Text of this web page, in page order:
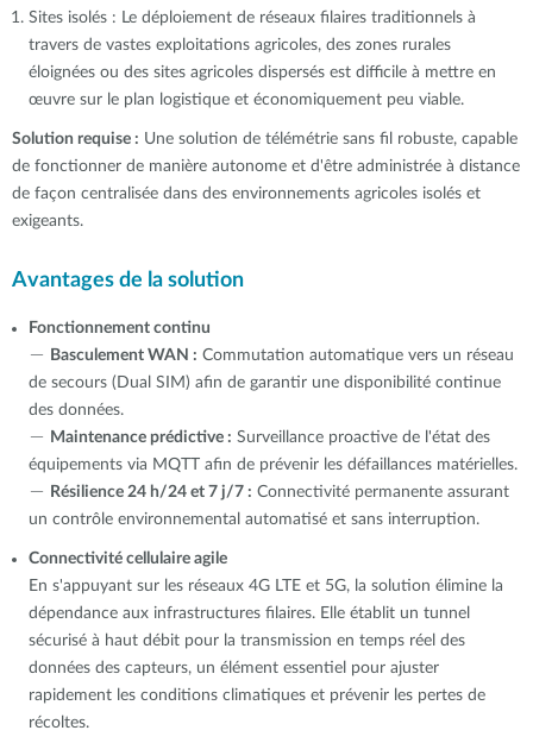
Sites isolés : Le déploiement de réseaux filaires traditionnels à
travers de vastes exploitations agricoles, des zones rurales
éloignées ou des sites agricoles dispersés est difficile à mettre en
œuvre sur le plan logistique et économiquement peu viable.
Solution requise : Une solution de télémétrie sans fil robuste, capable
de fonctionner de manière autonome et d'être administrée à distance
de façon centralisée dans des environnements agricoles isolés et
exigeants.
Avantages de la solution
Fonctionnement continu
－
Basculement WAN : Commutation automatique vers un réseau
de secours (Dual SIM) afin de garantir une disponibilité continue
des données.
－ Maintenance prédictive : Surveillance proactive de l'état des
équipements via MQTT afin de prévenir les défaillances matérielles.
－
Résilience 24 h/24 et 7 j/7 : Connectivité permanente assurant
un contrôle environnemental automatisé et sans interruption.
Connectivité cellulaire agile
En s'appuyant sur les réseaux 4G LTE et 5G, la solution élimine la
dépendance aux infrastructures filaires. Elle établit un tunnel
sécurisé à haut débit pour la transmission en temps réel des
données des capteurs, un élément essentiel pour ajuster
rapidement les conditions climatiques et prévenir les pertes de
récoltes.